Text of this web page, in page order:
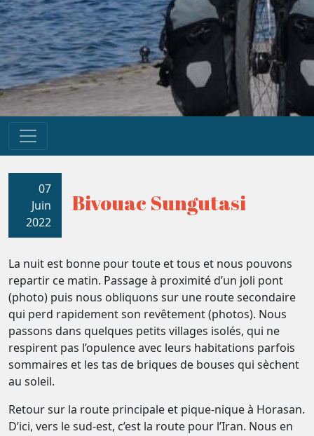
07
Juin
2022
Bivouac Sungutasi
La nuit est bonne pour toute et tous et nous pouvons
repartir ce matin. Passage à proximité d’un joli pont
(photo) puis nous obliquons sur une route secondaire
qui perd rapidement son revêtement (photos). Nous
passons dans quelques petits villages isolés, qui ne
respirent pas l’opulence avec leurs habitations parfois
sommaires et les tas de briques de bouses qui sèchent
au soleil.
Retour sur la route principale et pique-nique à Horasan.
D’ici, vers le sud-est, c’est la route pour l’Iran. Nous en